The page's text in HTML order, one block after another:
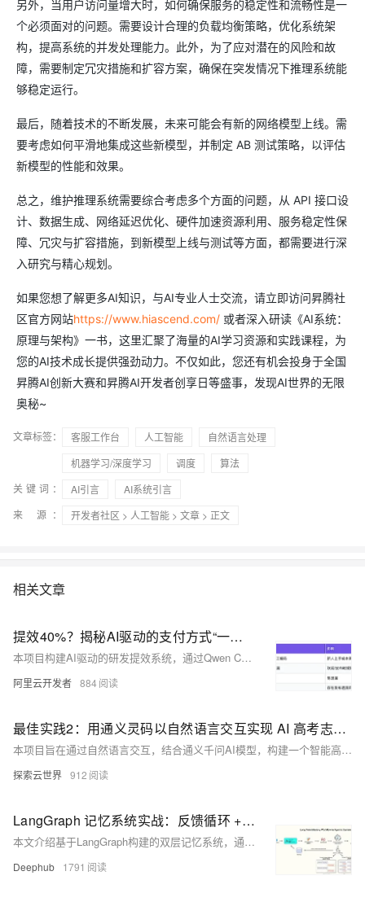
另外，当用户访问量增大时，如何确保服务的稳定性和流畅性是一
个必须面对的问题。需要设计合理的负载均衡策略，优化系统架
构，提高系统的并发处理能力。此外，为了应对潜在的风险和故
障，需要制定冗灾措施和扩容方案，确保在突发情况下推理系统能
够稳定运行。
最后，随着技术的不断发展，未来可能会有新的网络模型上线。需
要考虑如何平滑地集成这些新模型，并制定 AB 测试策略，以评估
新模型的性能和效果。
总之，维护推理系统需要综合考虑多个方面的问题，从 API 接口设
计、数据生成、网络延迟优化、硬件加速资源利用、服务稳定性保
障、冗灾与扩容措施，到新模型上线与测试等方面，都需要进行深
入研究与精心规划。
如果您想了解更多AI知识，与AI专业人士交流，请立即访问昇腾社
区官方网站https://www.hiascend.com/ 或者深入研读《AI系统：
原理与架构》一书，这里汇聚了海量的AI学习资源和实践课程，为
您的AI技术成长提供强劲动力。不仅如此，您还有机会投身于全国
昇腾AI创新大赛和昇腾AI开发者创享日等盛事，发现AI世界的无限
奥秘~
文章标签： 客服工作台 人工智能
自然语言处理
机器学习/深度学习
调度
算法
关键词：
AI引言
AI系统引言
来 源：
开发者社区 > 人工智能 > 文章 > 正文
相关文章
提效40%？揭秘AI驱动的支付方式“一键接入”系统
本项目构建AI驱动的研发提效系统，通过Qwen Coder与MCP工具链协同，实现跨境支付渠道接入的自动化闭环。采用多智能体协作模式，结合结构化Prompt、任务拆解、流程管控与安全约束，显著提升研发效率与交付质量，探索大模型在复杂业务场景下的高采纳率编码实践。
阿里云开发者 884
最佳实践2：用通义灵码以自然语言交互实现 AI 高考志愿填报系统
本项目旨在通过自然语言交互，结合通义千问AI模型，构建一个智能高考志愿填报系统。利用Vue3与Python，实现信息采集、AI推荐、专业详情展示及数据存储功能，支持响应式设计与Supabase数据库集成，助力考生精准择校选专业。（239字）
探索云世界 912
LangGraph 记忆系统实战：反馈循环 + 动态 Prompt 让 AI 持续学习
本文介绍基于LangGraph构建的双层记忆系统，通过短期与长期记忆协同，实现AI代理的持续学习。短期记忆管理会话内上下文，长期记忆跨会话存储用户偏好与决策，结合人机协作反馈循环，动态更新提示词，使代理具备个性化响应与行为进化能力。
Deephub 1791